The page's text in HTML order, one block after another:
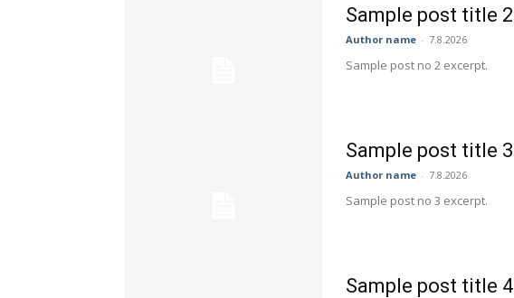
Sample post title 2
Author name - 7.8.2026
Sample post no 2 excerpt.
Sample post title 3
Author name - 7.8.2026
Sample post no 3 excerpt.
Sample post title 4